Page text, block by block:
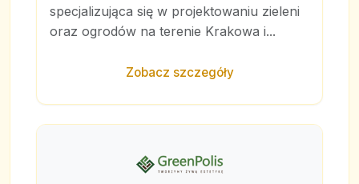
specjalizująca się w projektowaniu zieleni
oraz ogrodów na terenie Krakowa i...
Zobacz szczegóły